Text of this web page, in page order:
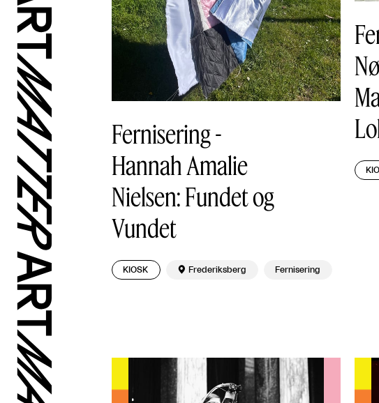
Fernisering -
Hannah Amalie
Nielsen: Fundet og
Vundet
KIOSK  Frederiksberg Fernisering